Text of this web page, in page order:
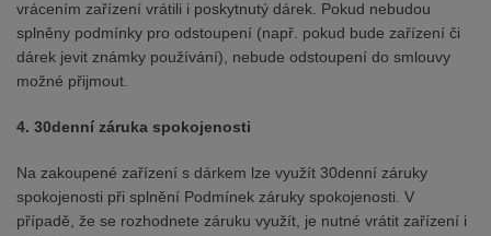
vrácením zařízení vrátili i poskytnutý dárek. Pokud nebudou
splněny podmínky pro odstoupení (např. pokud bude zařízení či
dárek jevit známky používání), nebude odstoupení do smlouvy
možné přijmout.
4. 30denní záruka spokojenosti
Na zakoupené zařízení s dárkem lze využít 30denní záruky
spokojenosti při splnění Podmínek záruky spokojenosti. V
případě, že se rozhodnete záruku využít, je nutné vrátit zařízení i